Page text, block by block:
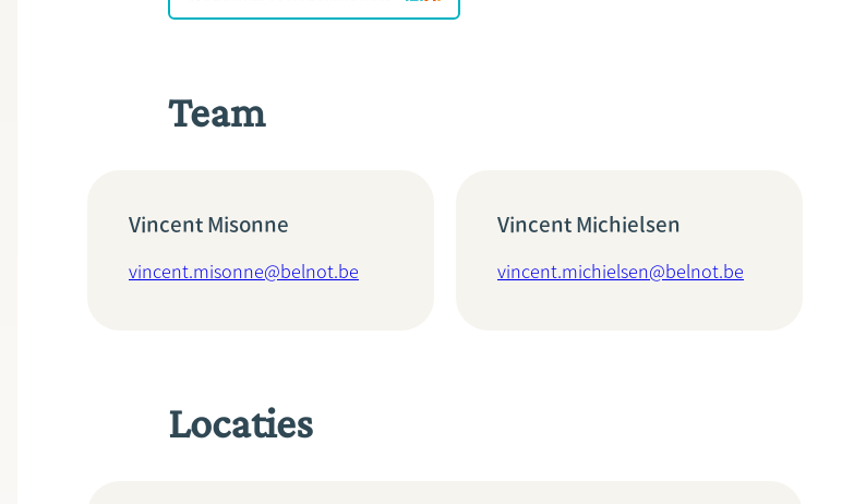
Team
Vincent Misonne
vincent.misonne@belnot.be
Vincent Michielsen
vincent.michielsen@belnot.be
Locaties